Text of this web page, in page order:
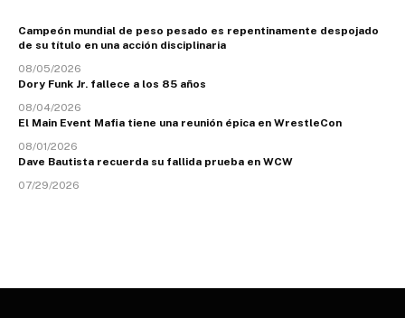
Campeón mundial de peso pesado es repentinamente despojado
de su título en una acción disciplinaria
08/05/2026
Dory Funk Jr. fallece a los 85 años
08/04/2026
El Main Event Mafia tiene una reunión épica en WrestleCon
08/01/2026
Dave Bautista recuerda su fallida prueba en WCW
07/29/2026